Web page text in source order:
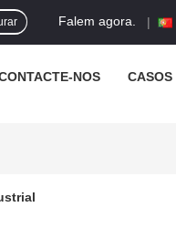
Falem agora. |
NOS CASOS